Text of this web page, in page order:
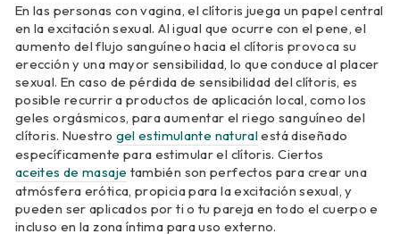
En las personas con vagina, el clítoris juega un papel central
en la excitación sexual. Al igual que ocurre con el pene, el
aumento del flujo sanguíneo hacia el clítoris provoca su
erección y una mayor sensibilidad, lo que conduce al placer
sexual. En caso de pérdida de sensibilidad del clítoris, es
posible recurrir a productos de aplicación local, como los
geles orgásmicos, para aumentar el riego sanguíneo del
clítoris. Nuestro gel estimulante naturalestá diseñado
específicamente para estimular el clítoris. Ciertos
aceites de masaje también son perfectos para crear una
atmósfera erótica, propicia para la excitación sexual, y
pueden ser aplicados por ti o tu pareja en todo el cuerpo e
incluso en la zona íntima para uso externo.